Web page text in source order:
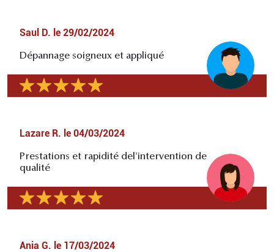
Saul D. le 29/02/2024
Dépannage soigneux et appliqué
Lazare R. le 04/03/2024
Prestations et rapidité del'intervention de
qualité
Ania G. le 17/03/2024